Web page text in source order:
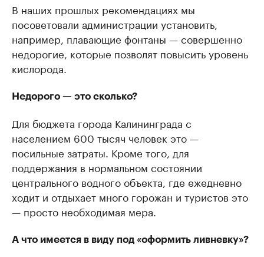
В наших прошлых рекомендациях мы
посоветовали администрации установить,
например, плавающие фонтаны — совершенно
недорогие, которые позволят повысить уровень
кислорода.
Недорого — это сколько?
Для бюджета города Калининграда с
населением 600 тысяч человек это —
посильные затраты. Кроме того, для
поддержания в нормальном состоянии
центрального водного объекта, где ежедневно
ходит и отдыхает много горожан и туристов это
— просто необходимая мера.
А что имеется в виду под «оформить ливневку»?